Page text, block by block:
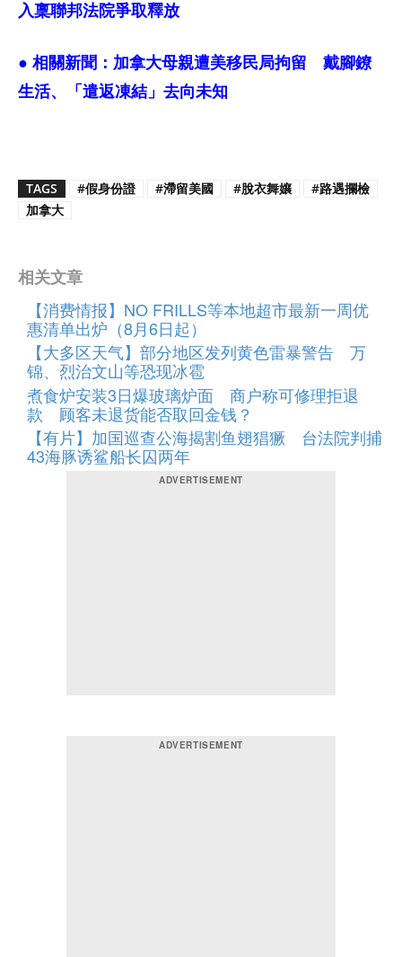
入稟聯邦法院爭取釋放
● 相關新聞： 加拿大母親遭美移民局拘留 戴腳鐐
生活、「遣返凍結」去向未知
TAGS #假身份證 #滯留美國 #脫衣舞孃
#路遇攔檢
加拿大
相关文章
【消费情报】NO FRILLS等本地超市最新一周优
惠清单出炉（8月6日起）
【大多区天气】部分地区发列黄色雷暴警告 万
锦、烈治文山等恐现冰雹
煮食炉安装3日爆玻璃炉面 商户称可修理拒退
款 顾客未退货能否取回金钱？
【有片】加国巡查公海揭割鱼翅猖獗 台法院判捕
43海豚诱鲨船长囚两年